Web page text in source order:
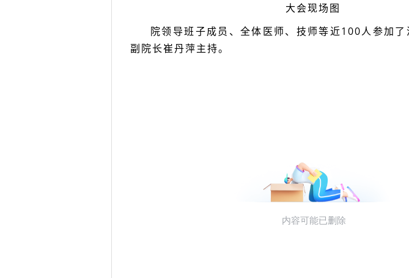
大会现场图
院领导班子成员、全体医师、技师等近100人参加
副院长崔丹萍主持。